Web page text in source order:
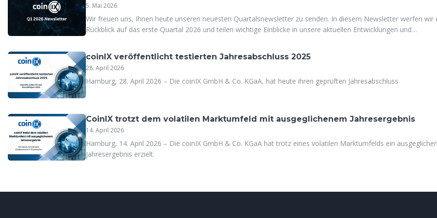
5. Mai 2026
Wir freuen uns, Ihnen heute unseren neuesten Quartalsnewsletter zu senden. In diesem Newsletter werfen wir
Rückblick auf das erste Quartal 2026 und teilen wichtige Einblicke in unsere aktuellen Entwicklungen und
coinIX veröffentlicht testierten Jahresabschluss 2025
28. April 2026
Hamburg, 28. April 2026 – Die coinIX GmbH & Co. KGaA, hat heute ihren geprüften Jahresabschluss
CoinIX trotzt dem volatilen Marktumfeld mit ausgeglichenem Jahresergebnis
14. April 2026
Hamburg, 14. April 2026 – Die coinIX GmbH & Co. KGaA hat trotz eines volatilen Marktumfelds ein
Jahresergebnis erzielt.